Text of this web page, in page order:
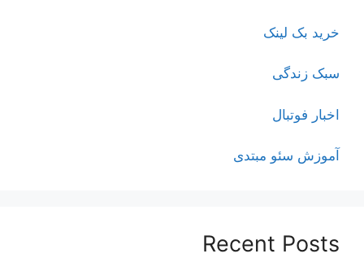
خرید بک لینک
سبک زندگی
اخبار فوتبال
آموزش سئو مبتدی
Recent Posts